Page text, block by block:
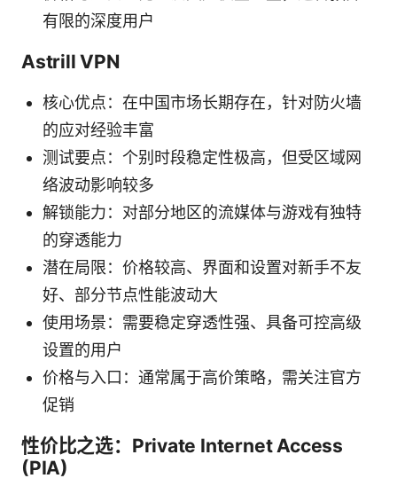
有限的深度用户
Astrill VPN
核心优点：在中国市场长期存在，针对防火墙
的应对经验丰富
测试要点：个别时段稳定性极高，但受区域网
络波动影响较多
解锁能力：对部分地区的流媒体与游戏有独特
的穿透能力
潜在局限：价格较高、界面和设置对新手不友
好、部分节点性能波动大
使用场景：需要稳定穿透性强、具备可控高级
设置的用户
价格与入口：通常属于高价策略，需关注官方
促销
性价比之选：Private Internet Access
(PIA)